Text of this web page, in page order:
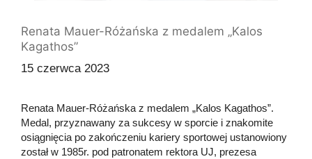
Renata Mauer-Różańska z medalem „Kalos
Kagathos”
15 czerwca 2023
Renata Mauer-Różańska z medalem „Kalos Kagathos”.
Medal, przyznawany za sukcesy w sporcie i znakomite
osiągnięcia po zakończeniu kariery sportowej ustanowiony
został w 1985r. pod patronatem rektora UJ, prezesa